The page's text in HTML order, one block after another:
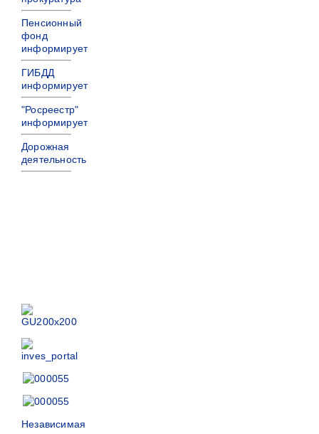
Пенсионный
фонд
информирует
ГИБДД
информирует
"Росреестр"
информирует
Дорожная
деятельность
Независимая